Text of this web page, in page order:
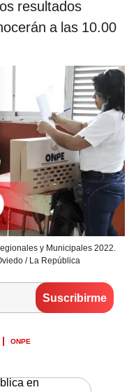
resultados
a las 10.00
y Municipales 2022.
/ La República
ONPE
en